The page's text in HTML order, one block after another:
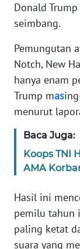
Donald
seimbang.
Pemungutan
Notch, New
hanya enam
Trump mas
menurut
Baca Juga:
Koops TNI
AMA
Hasil ini
pemilu tahun
paling ketat
suara yang
KONTAK
KAMI
INFO
IKLAN
TENTANG
KAMI
PEDOMAN
MEDIA
SIBER
REDAKSI
KARIR